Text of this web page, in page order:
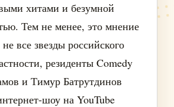
хитами и безумной
Тем не менее, это мнение
все звезды российского
резиденты Comedy
и Тимур Батрутдинов
шоу на YouTube